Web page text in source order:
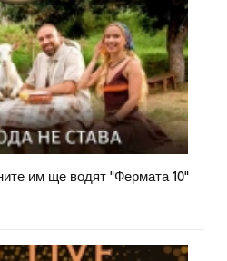
им ще водят "Фермата 10"